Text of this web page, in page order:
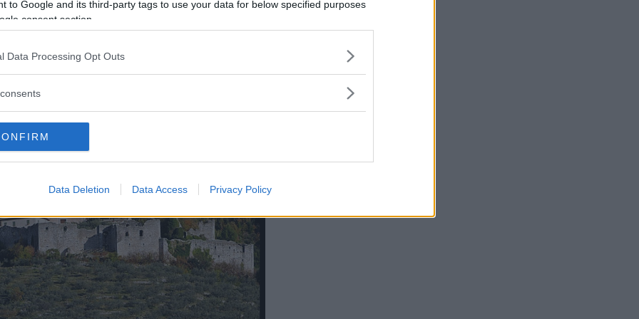
to Google and its third-party tags to use your data for below specified purposes
consent section.
Data Processing Opt Outs
Data Deletion Data Access Privacy Policy
visitando Arezzo, Montepulciano,
la Val d’Orcia, Perugia, Assisi, Firenze
Prezzo 2 notti, trattamento di mezza
maggio, un massaggio,275 euro a